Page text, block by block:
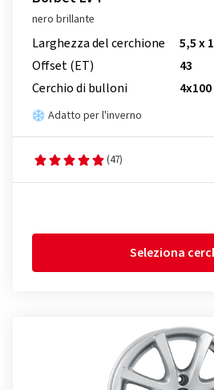
nero brillante
Larghezza del cerchione
5,5 x
Offset (ET)
43
Cerchio di bulloni
4x100
Adatto per l'inverno
(47)
Seleziona